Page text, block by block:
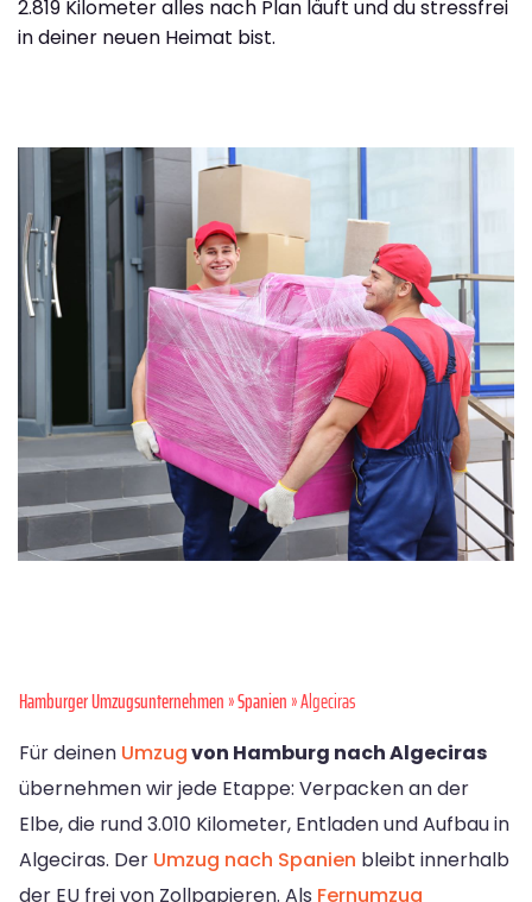
2.819 Kilometer alles nach Plan läuft und du stressfrei
in deiner neuen Heimat bist.
Hamburger Umzugsunternehmen»Spanien» Algeciras
Für deinen Umzugvon Hamburg nach Algeciras
übernehmen wir jede Etappe: Verpacken an der
Elbe, die rund 3.010 Kilometer, Entladen und Aufbau in
Algeciras. Der Umzug nach Spanien bleibt innerhalb
der EU frei von Zollpapieren. Als Fernumzug